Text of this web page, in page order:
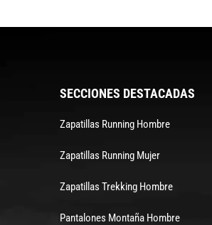
SECCIONES DESTACADAS
Zapatillas Running Hombre
Zapatillas Running Mujer
Zapatillas Trekking Hombre
Pantalones Montaña Hombre